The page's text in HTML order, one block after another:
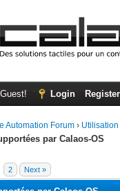
Login Register
Automation Forum ›
par Calaos-OS
2 Next »
- 0 Average